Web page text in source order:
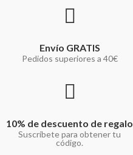
Envío GRATIS
Pedidos superiores a 40€
10% de descuento de regalo
Suscríbete para obtener tu
código.